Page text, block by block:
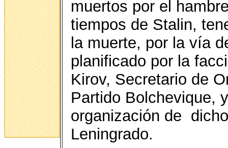
muertos por el
tiempos de Stalin,
la muerte, por la vía
planificado por la
Kirov, Secretario de
Partido Bolchevique,
organización de
Leningrado.